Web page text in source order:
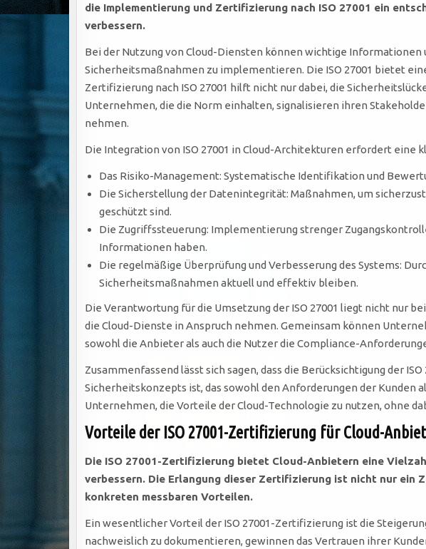
die Implementierung und Zertifizierung nach ISO 27001 ein
verbessern.
Bei der Nutzung von Cloud-Diensten können wichtige
Sicherheitsmaßnahmen zu implementieren. Die ISO 27001 bietet
Zertifizierung nach ISO 27001 hilft nicht nur dabei, die
Unternehmen, die die Norm einhalten, signalisieren ihren
nehmen.
Die Integration von ISO 27001 in Cloud-Architekturen erfordert eine
Das Risiko-Management: Systematische Identifikation und
Die Sicherstellung der Datenintegrität: Maßnahmen, um
geschützt sind.
Die Zugriffssteuerung: Implementierung strenger
Informationen haben.
Die regelmäßige Überprüfung und Verbesserung des Systems:
Sicherheitsmaßnahmen aktuell und effektiv bleiben.
Die Verantwortung für die Umsetzung der ISO 27001 liegt nicht nur
die Cloud-Dienste in Anspruch nehmen. Gemeinsam können
sowohl die Anbieter als auch die Nutzer die Compliance-
Zusammenfassend lässt sich sagen, dass die Berücksichtigung der
Sicherheitskonzepts ist, das sowohl den Anforderungen der Kunden
Unternehmen, die Vorteile der Cloud-Technologie zu nutzen, ohne
Vorteile der ISO 27001-Zertifizierung für Cloud-
Die ISO 27001-Zertifizierung bietet Cloud-Anbietern eine
verbessern. Die Erlangung dieser Zertifizierung ist nicht nur ein
konkreten messbaren Vorteilen.
Ein wesentlicher Vorteil der ISO 27001-Zertifizierung ist die
nachweislich zu dokumentieren, gewinnen das Vertrauen ihrer